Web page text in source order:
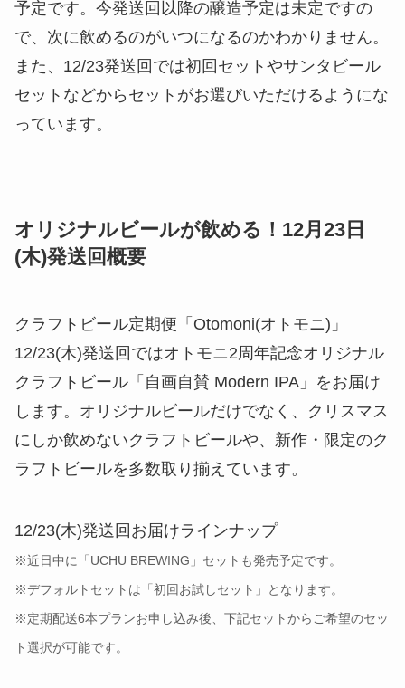
予定です。今発送回以降の醸造予定は未定ですの
で、次に飲めるのがいつになるのかわかりません。
また、12/23発送回では初回セットやサンタビール
セットなどからセットがお選びいただけるようにな
っています。
オリジナルビールが飲める！12月23日
(木)発送回概要
クラフトビール定期便「Otomoni(オトモニ)」
12/23(木)発送回ではオトモニ2周年記念オリジナル
クラフトビール「自画自賛 Modern IPA」をお届け
します。オリジナルビールだけでなく、クリスマス
にしか飲めないクラフトビールや、新作・限定のク
ラフトビールを多数取り揃えています。
12/23(木)発送回お届けラインナップ
※近日中に「UCHU BREWING」セットも発売予定です。
※デフォルトセットは「初回お試しセット」となります。
※定期配送6本プランお申し込み後、下記セットからご希望のセッ
ト選択が可能です。